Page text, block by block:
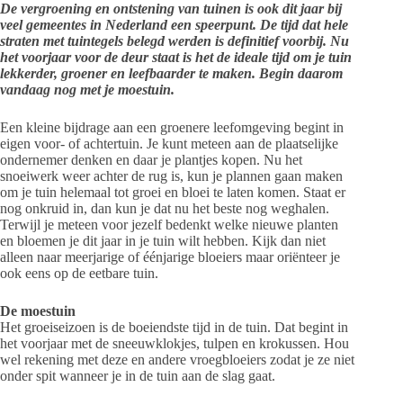
De vergroening en ontstening van tuinen is ook dit jaar bij
veel gemeentes in Nederland een speerpunt. De tijd dat hele
straten met tuintegels belegd werden is definitief voorbij. Nu
het voorjaar voor de deur staat is het de ideale tijd om je tuin
lekkerder, groener en leefbaarder te maken. Begin daarom
vandaag nog met je moestuin.
Een kleine bijdrage aan een groenere leefomgeving begint in
eigen voor- of achtertuin. Je kunt meteen aan de plaatselijke
ondernemer denken en daar je plantjes kopen. Nu het
snoeiwerk weer achter de rug is, kun je plannen gaan maken
om je tuin helemaal tot groei en bloei te laten komen. Staat er
nog onkruid in, dan kun je dat nu het beste nog weghalen.
Terwijl je meteen voor jezelf bedenkt welke nieuwe planten
en bloemen je dit jaar in je tuin wilt hebben. Kijk dan niet
alleen naar meerjarige of éénjarige bloeiers maar oriënteer je
ook eens op de eetbare tuin.
De moestuin
Het groeiseizoen is de boeiendste tijd in de tuin. Dat begint in
het voorjaar met de sneeuwklokjes, tulpen en krokussen. Hou
wel rekening met deze en andere vroegbloeiers zodat je ze niet
onder spit wanneer je in de tuin aan de slag gaat.